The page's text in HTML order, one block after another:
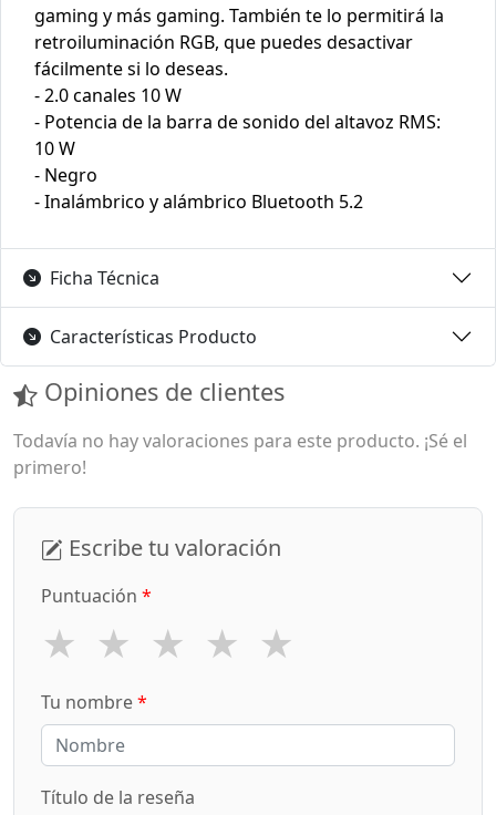
gaming y más gaming. También te lo permitirá la
retroiluminación RGB, que puedes desactivar
fácilmente si lo deseas.
- 2.0 canales 10 W
- Potencia de la barra de sonido del altavoz RMS:
10 W
- Negro
- Inalámbrico y alámbrico Bluetooth 5.2
Ficha Técnica
Características Producto
Opiniones de clientes
Todavía no hay valoraciones para este producto. ¡Sé el
primero!
Escribe tu valoración
Puntuación *
★ ★ ★ ★ ★
Tu nombre*
Título de la reseña